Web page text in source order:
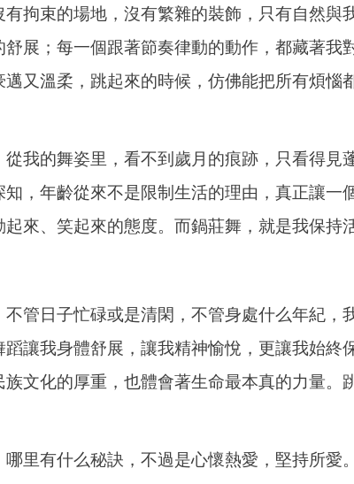
拘束的場地，沒有繁雜的裝飾，只有自然與
展；每一個跟著節奏律動的動作，都藏著我
又溫柔，跳起來的時候，仿佛能把所有煩惱
我的舞姿里，看不到歲月的痕跡，只看得見
，年齡從來不是限制生活的理由，真正讓一
來、笑起來的態度。而鍋莊舞，就是我保持
管日子忙碌或是清閑，不管身處什么年紀，
讓我身體舒展，讓我精神愉悅，更讓我始終
文化的厚重，也體會著生命最本真的力量。
里有什么秘訣，不過是心懷熱愛，堅持所愛